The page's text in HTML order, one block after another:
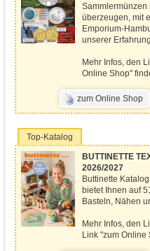
Sammlermünzen
überzeugen, mit
Emporium-
unserer
Mehr Infos, den
Online Shop"
zum Online Shop
Top-Katalog
BUTTINETTE
2026/2027
Buttinette
bietet Ihnen auf
Basteln, Nähen
Mehr Infos, den
Link "zum